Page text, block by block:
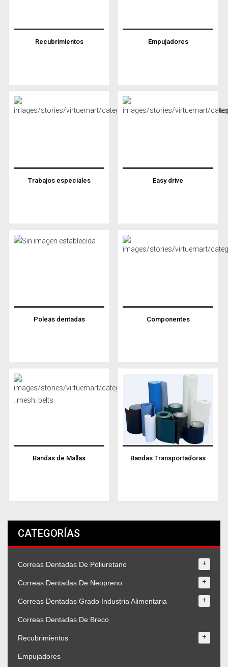
Recubrimientos Empujadores
Trabajos especiales Easy drive
Poleas dentadas Componentes
Bandas de Mallas Bandas Transportadoras
CATEGORÍAS
Correas Dentadas De Poliuretano +
Correas Dentadas De Neopreno +
Correas Dentadas Grado Industria Alimentaria +
Correas Dentadas De Breco
Recubrimientos +
Empujadores